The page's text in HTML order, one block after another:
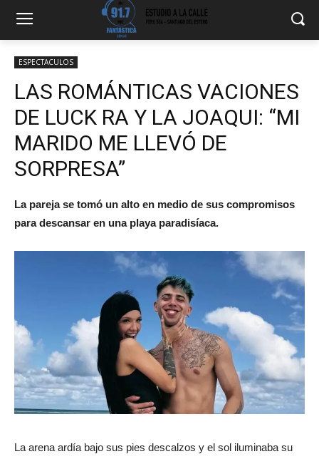
ESPECTACULOS
LAS ROMÁNTICAS VACIONES
DE LUCK RA Y LA JOAQUI: “MI
MARIDO ME LLEVÓ DE
SORPRESA”
La pareja se tomó un alto en medio de sus compromisos
para descansar en una playa paradisíaca.
La arena ardía bajo sus pies descalzos y el sol iluminaba su